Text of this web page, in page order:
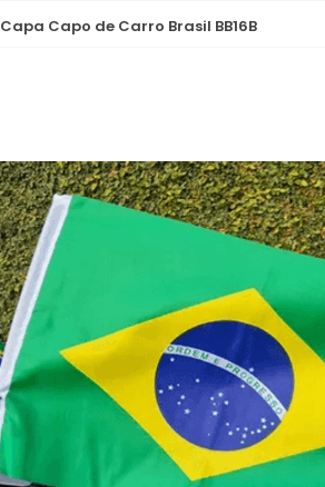
Capa Capo de Carro Brasil BB16B